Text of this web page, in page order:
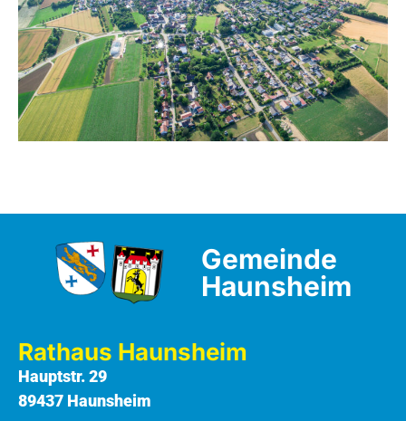
Gemeinde
Haunsheim
Rathaus Haunsheim
Hauptstr. 29
89437 Haunsheim